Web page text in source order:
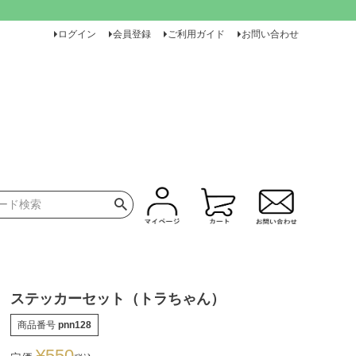
ログイン 会員登録 ご利用ガイド お問い合わせ
ステッカーセット（トラちゃん）
商品番号 pnn128